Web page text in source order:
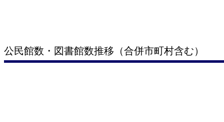
公民館数・図書館数推移（合併市町村含む）